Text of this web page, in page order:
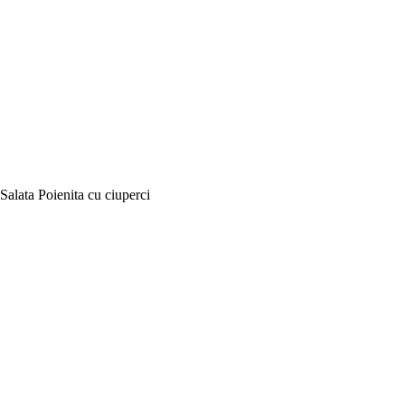
Salata Poienita cu ciuperci